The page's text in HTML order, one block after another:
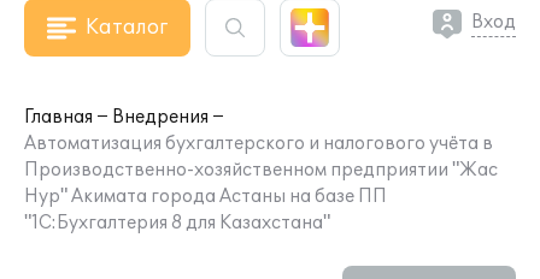
Каталог Вход
Главная
Внедрения
Автоматизация бухгалтерского и налогового учёта в
Производственно-хозяйственном предприятии "Жас
Нур" Акимата города Астаны на базе ПП
"1С:Бухгалтерия 8 для Казахстана"